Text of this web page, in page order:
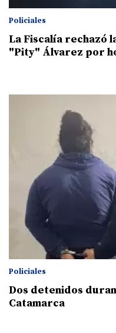
Policiales
La Fiscalía rechazó
"Pity" Álvarez por
Policiales
Dos detenidos
Catamarca